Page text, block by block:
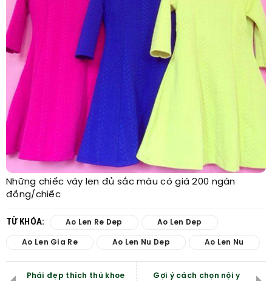
Những chiếc váy len đủ sắc màu có giá 200 ngàn
đồng/chiếc
TỪ KHÓA: Ao Len Re Dep Ao Len Dep
Ao Len Gia Re Ao Len Nu Dep Ao Len Nu
Phái đẹp thích thú khoe
Gợi ý cách chọn nội y